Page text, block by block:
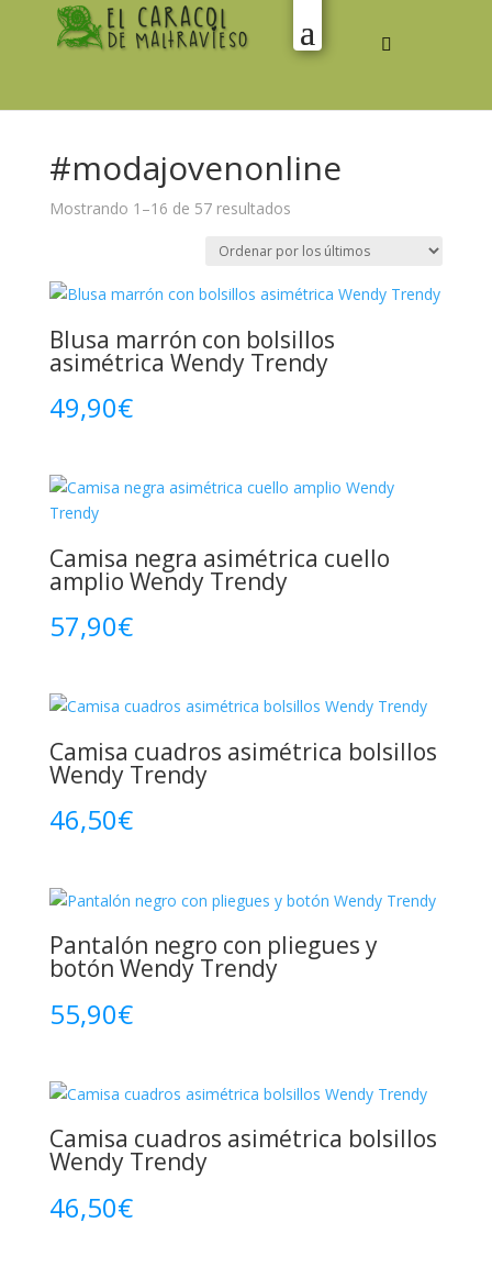
#modajovenonline
Mostrando 1–16 de 57 resultadosOrdenado
los
últimos
Blusa marrón con bolsillos
asimétrica Wendy Trendy
49,90€
Camisa negra asimétrica cuello
amplio Wendy Trendy
57,90€
Camisa cuadros asimétrica bolsillos
Wendy Trendy
46,50€
Pantalón negro con pliegues y
botón Wendy Trendy
55,90€
Camisa cuadros asimétrica bolsillos
Wendy Trendy
46,50€